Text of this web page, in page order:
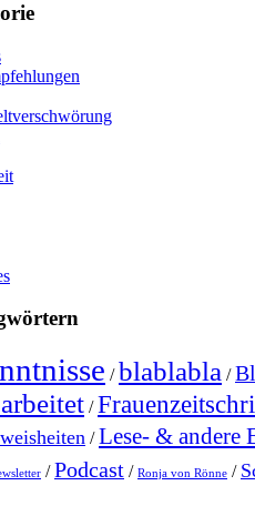
/blablabla /
/
/Lese- & andere
/Podcast / Ronja von Rönne /